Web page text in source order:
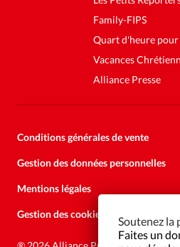
Family-FIPS
Quart d'heure pour
Vacances
Alliance Presse
Conditions générales de vente
Gestion des données personnelles
Mentions légales
Gestion des cookies
Soutenez la
Faites un